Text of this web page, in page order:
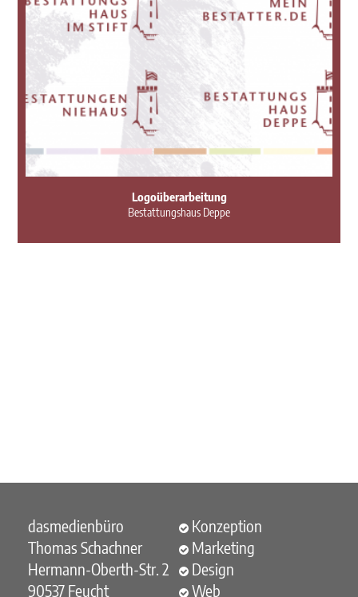
Logoüberarbeitung
Bestattungshaus Deppe
dasmedienbüro
Thomas Schachner
Hermann-Oberth-Str. 2
90537 Feucht
Konzeption
Marketing
Design
Web